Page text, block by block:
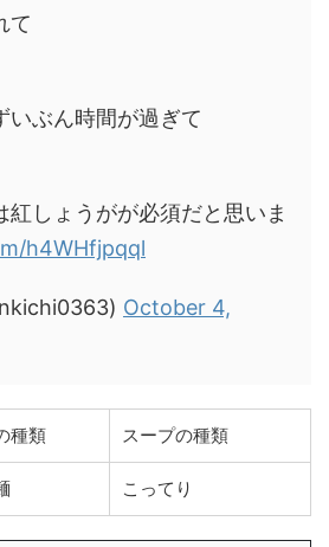
て
いぶん時間が過ぎて
紅しょうがが必須だと思いま
h4WHfjpqql
October 4,
種類 スープの種類
こってり